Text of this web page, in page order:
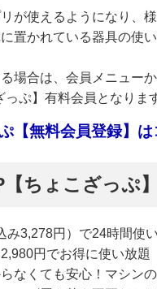
が使えるようになり、
置かれている器具の使
場合は、会員メニュー
ぷ】有料会員となりま
【無料会員登録】は
ちょこざっぷ
み3,278円）で24時間使い
円でお得に使い放題
なくても安心！マシン